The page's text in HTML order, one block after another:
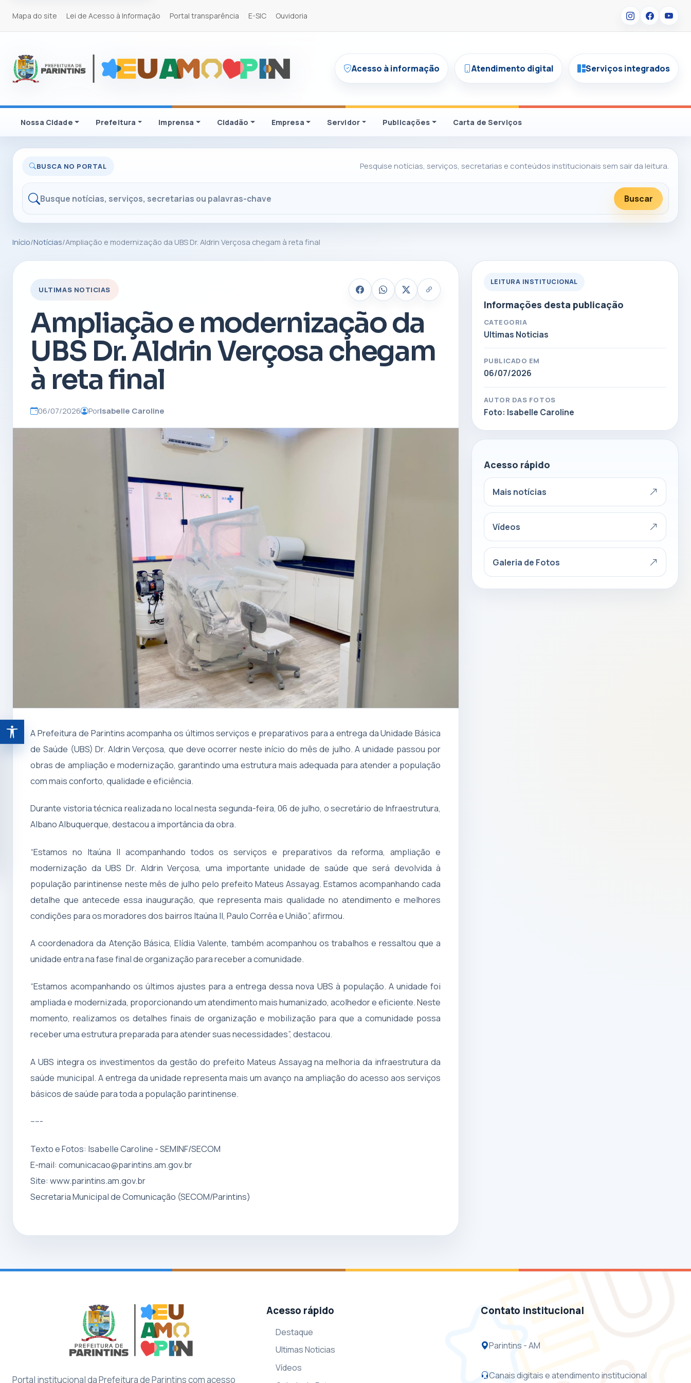
Mapa do site Lei de Acesso à Informação Portal transparência E-SIC Ouvidoria
Acesso à informação Atendimento digital Serviços integrados
Abrir ferramentas de acessibilidade
Nossa Cidade Prefeitura Imprensa Cidadão Empresa Servidor Publicações Carta de Serviços
BUSCA NO PORTAL Pesquise notícias, serviços, secretarias e conteúdos institucionais sem sair da leitura.
Buscar no portal Buscar
Início/Notícias/Ampliação e modernização da UBS Dr. Aldrin Verçosa chegam à reta final
ULTIMAS NOTICIAS
Ampliação e modernização da
UBS Dr. Aldrin Verçosa chegam
à reta final
06/07/2026 PorIsabelle Caroline
A Prefeitura de Parintins acompanha os últimos serviços e preparativos para a entrega da Unidade Básica
de Saúde (UBS) Dr. Aldrin Verçosa, que deve ocorrer neste início do mês de julho. A unidade passou por
obras de ampliação e modernização, garantindo uma estrutura mais adequada para atender a população
com mais conforto, qualidade e eficiência.
Durante vistoria técnica realizada no local nesta segunda-feira, 06 de julho, o secretário de Infraestrutura,
Albano Albuquerque, destacou a importância da obra.
“Estamos no Itaúna II acompanhando todos os serviços e preparativos da reforma, ampliação e
modernização da UBS Dr. Aldrin Verçosa, uma importante unidade de saúde que será devolvida à
população parintinense neste mês de julho pelo prefeito Mateus Assayag. Estamos acompanhando cada
detalhe que antecede essa inauguração, que representa mais qualidade no atendimento e melhores
condições para os moradores dos bairros Itaúna II, Paulo Corrêa e União”, afirmou.
A coordenadora da Atenção Básica, Elídia Valente, também acompanhou os trabalhos e ressaltou que a
unidade entra na fase final de organização para receber a comunidade.
“Estamos acompanhando os últimos ajustes para a entrega dessa nova UBS à população. A unidade foi
ampliada e modernizada, proporcionando um atendimento mais humanizado, acolhedor e eficiente. Neste
momento, realizamos os detalhes finais de organização e mobilização para que a comunidade possa
receber uma estrutura preparada para atender suas necessidades”, destacou.
A UBS integra os investimentos da gestão do prefeito Mateus Assayag na melhoria da infraestrutura da
saúde municipal. A entrega da unidade representa mais um avanço na ampliação do acesso aos serviços
básicos de saúde para toda a população parintinense.
-----
Texto e Fotos: Isabelle Caroline - SEMINF/SECOM
E-mail:comunicacao@parintins.am.gov.br
Site: www.parintins.am.gov.br
Secretaria Municipal de Comunicação (SECOM/Parintins)
LEITURA INSTITUCIONAL
Informações desta publicação
CATEGORIA
Ultimas Noticias
PUBLICADO EM
06/07/2026
AUTOR DAS FOTOS
Foto: Isabelle Caroline
Acesso rápido
Mais notícias
Vídeos
Galeria de Fotos
Portal institucional da Prefeitura de Parintins com acesso
Acesso rápido
Destaque
Ultimas Noticias
Vídeos
Contato institucional
Parintins - AM
Canais digitais e atendimento institucional